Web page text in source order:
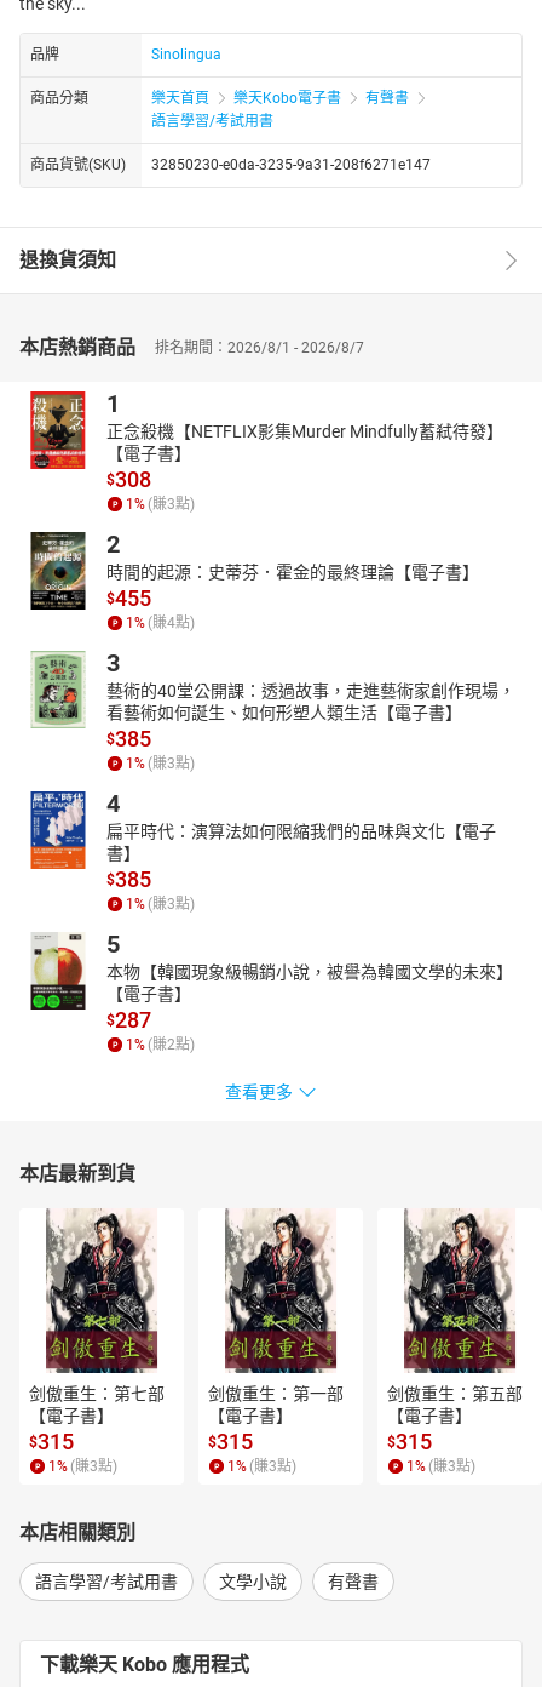
品牌 Sinolingua
商品分類 樂天首頁 樂天Kobo電子書
有聲書
語言學習/考試用書
商品貨號(SKU) 32850230-e0da-3235-9a31-208f6271e147
退換貨須知
本店熱銷商品 排名期間：2026/8/1 - 2026/8/7
1
正念殺機【NETFLIX影集Murder Mindfully蓄弒待發】
【電子書】
$308
1% (賺3點)
2
時間的起源：史蒂芬．霍金的最終理論【電子書】
$455
1% (賺4點)
3
藝術的40堂公開課：透過故事，走進藝術家創作現場，
看藝術如何誕生、如何形塑人類生活【電子書】
$385
1% (賺3點)
4
扁平時代：演算法如何限縮我們的品味與文化【電子
書】
$385
1% (賺3點)
5
本物【韓國現象級暢銷小說，被譽為韓國文學的未來】
【電子書】
$287
1% (賺2點)
查看更多
本店最新到貨
剑傲重生：第七部
【電子書】
$315
1 % (賺3點)
剑傲重生：第一部
【電子書】
$315
1 % (賺3點)
剑傲重生：第五部
【電子書】
$315
1 % (賺3點)
本店相關類別
語言學習/考試用書 文學小說 有聲書
下載樂天 Kobo 應用程式